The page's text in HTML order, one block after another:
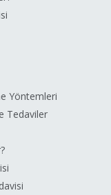
Yöntemleri
Tedaviler